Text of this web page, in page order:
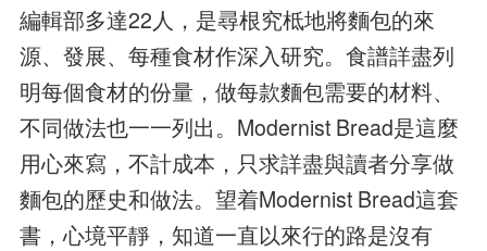
編輯部多達22人，是尋根究柢地將麵包的來
源、發展、每種食材作深入研究。食譜詳盡列
明每個食材的份量，做每款麵包需要的材料、
不同做法也一一列出。Modernist Bread是這麼
用心來寫，不計成本，只求詳盡與讀者分享做
麵包的歷史和做法。望着Modernist Bread這套
書，心境平靜，知道一直以來行的路是沒有